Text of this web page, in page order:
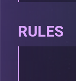
RULES